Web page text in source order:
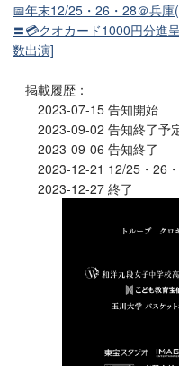
📅年末12/25・26・28＠兵
〓💳クオカード1000円分進
数出演]
掲載履歴：
2023-07-15 告知開始
2023-09-02 告知終了予
2023-09-06 告知終了
2023-12-21 12/25・26
2023-12-27 終了